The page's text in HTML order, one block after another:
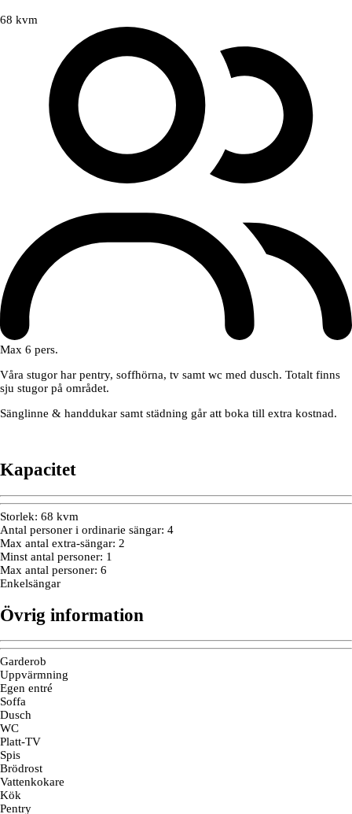
68 kvm
Max 6 pers.
Våra stugor har pentry, soffhörna, tv samt wc med dusch. Totalt finns
sju stugor på området.
Sänglinne & handdukar samt städning går att boka till extra kostnad.
Kapacitet
Storlek: 68 kvm
Antal personer i ordinarie sängar: 4
Max antal extra-sängar: 2
Minst antal personer: 1
Max antal personer: 6
Enkelsängar
Övrig information
Garderob
Uppvärmning
Egen entré
Soffa
Dusch
WC
Platt-TV
Spis
Brödrost
Vattenkokare
Kök
Pentry